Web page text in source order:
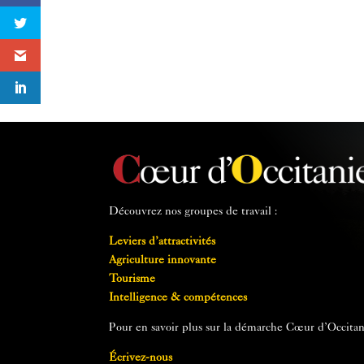
Découvrez nos groupes de travail :
Leviers d’attractivités
Agriculture innovante
Tourisme
Intelligence & compétences
Pour en savoir plus sur la démarche Cœur
Écrivez-nous